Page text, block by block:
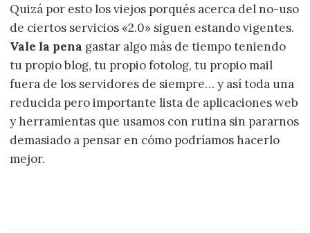
Quizá por esto los viejos porqués acerca del no-uso
de ciertos servicios «2.0» siguen estando vigentes.
Vale la pena gastar algo más de tiempo teniendo
tu propio blog, tu propio fotolog, tu propio mail
fuera de los servidores de siempre… y así toda una
reducida pero importante lista de aplicaciones web
y herramientas que usamos con rutina sin pararnos
demasiado a pensar en cómo podríamos hacerlo
mejor.